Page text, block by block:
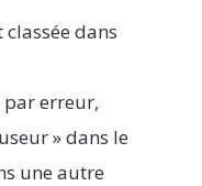
classée dans
erreur,
» dans le
une autre